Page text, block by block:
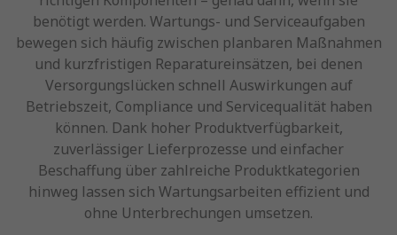
benötigt werden. Wartungs- und Serviceaufgaben
bewegen sich häufig zwischen planbaren Maßnahmen
und kurzfristigen Reparatureinsätzen, bei denen
Versorgungslücken schnell Auswirkungen auf
Betriebszeit, Compliance und Servicequalität haben
können. Dank hoher Produktverfügbarkeit,
zuverlässiger Lieferprozesse und einfacher
Beschaffung über zahlreiche Produktkategorien
hinweg lassen sich Wartungsarbeiten effizient und
ohne Unterbrechungen umsetzen.